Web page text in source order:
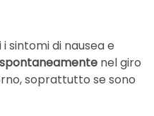
sintomi di nausea e
nel giro
soprattutto se sono